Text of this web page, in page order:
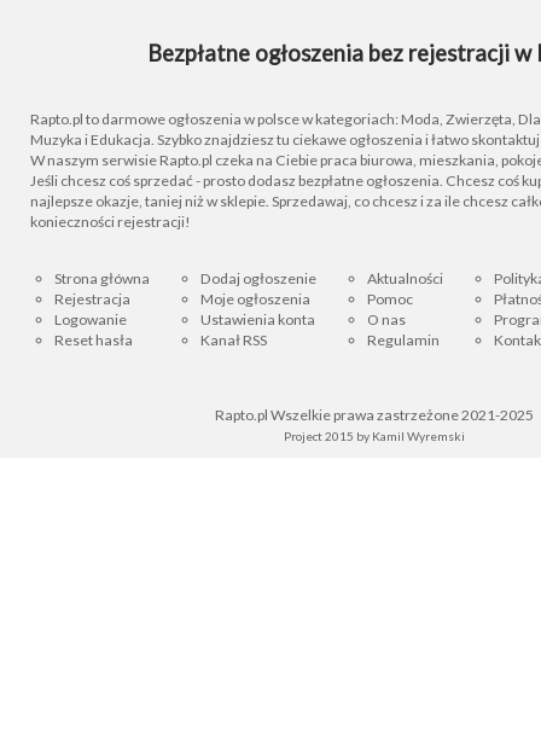
Bezpłatne ogłoszenia bez rejestracji w
Rapto.pl to darmowe ogłoszenia w polsce w kategoriach: Moda, Zwierzęta, Dla
Muzyka i Edukacja. Szybko znajdziesz tu ciekawe ogłoszenia i łatwo
W naszym serwisie Rapto.pl czeka na Ciebie praca biurowa, mieszkania,
Jeśli chcesz coś sprzedać - prosto dodasz bezpłatne ogłoszenia. Chcesz coś
najlepsze okazje, taniej niż w sklepie. Sprzedawaj, co chcesz i za ile chcesz
konieczności rejestracji!
Strona główna
Rejestracja
Logowanie
Reset hasła
Dodaj ogłoszenie
Moje ogłoszenia
Ustawienia konta
Kanał RSS
Aktualności
Pomoc
O nas
Regulamin
Rapto.pl Wszelkie prawa zastrzeżone 2021-2025
Project 2015 by Kamil Wyremski